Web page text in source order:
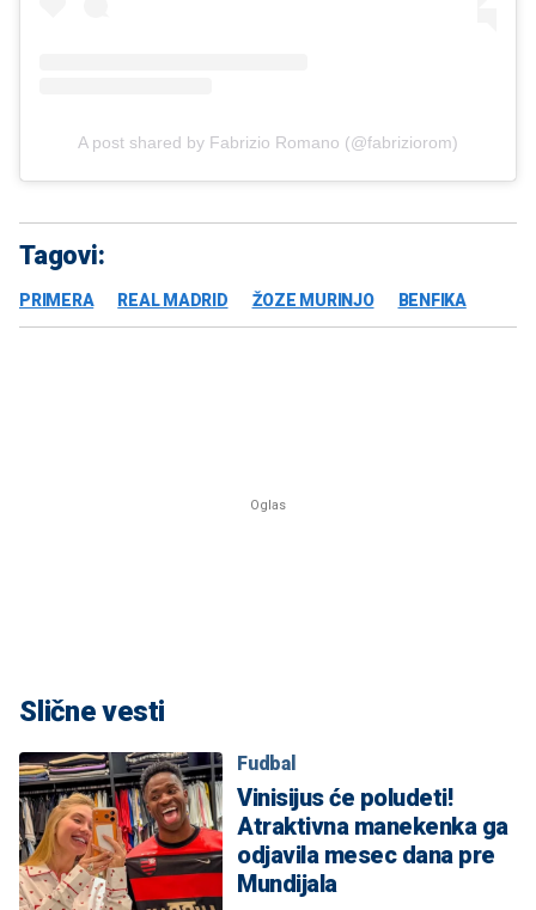
A post shared by Fabrizio Romano (@fabriziorom)
Tagovi:
PRIMERA REAL MADRID ŽOZE MURINJO BENFIKA
Slične vesti
Fudbal
Vinisijus će poludeti!
Atraktivna manekenka ga
odjavila mesec dana pre
Mundijala